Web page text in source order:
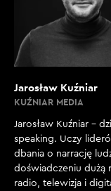
Jarosław Kuźniar
KUŹNIAR MEDIA
Jarosław Kuźniar –
speaking. Uczy
dbania o narrację
doświadczeniu dużą
radio, telewizja i